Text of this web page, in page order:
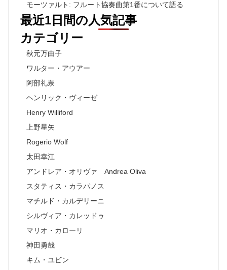
モーツァルト: フルート協奏曲第1番について語る
最近1日間の人気記事
カテゴリー
秋元万由子
ワルター・アウアー
阿部礼奈
ヘンリック・ヴィーゼ
Henry Williford
上野星矢
Rogerio Wolf
太田幸江
アンドレア・オリヴァ Andrea Oliva
スタティス・カラパノス
マチルド・カルデリーニ
シルヴィア・カレッドゥ
マリオ・カローリ
神田勇哉
キム・ユビン